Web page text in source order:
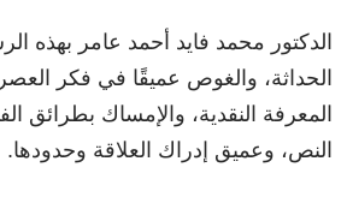
الدكتور محمد فايد أحمد عامر بهذه
الحداثة، والغوص عميقًا في فكر
المعرفة النقدية، والإمساك بطرائق
النص، وعميق إدراك العلاقة وحدودها.